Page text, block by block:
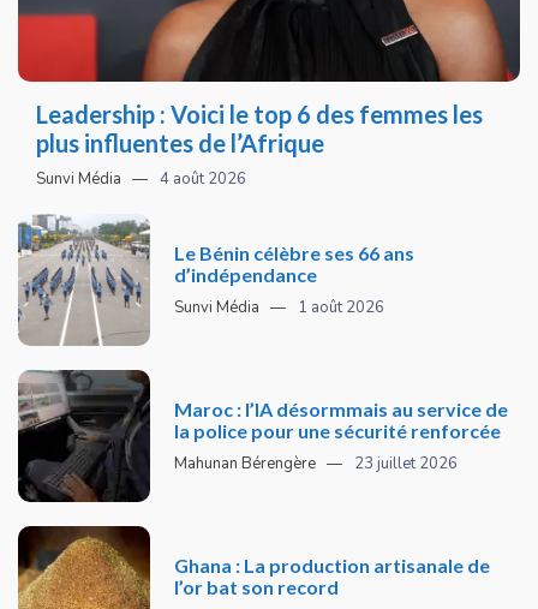
Leadership : Voici le top 6 des femmes les
plus influentes de l’Afrique
Sunvi Média 4 août 2026
Le Bénin célèbre ses 66 ans
d’indépendance
Sunvi Média 1 août 2026
Maroc : l’IA désormmais au service de
la police pour une sécurité renforcée
Mahunan Bérengère 23 juillet 2026
Ghana : La production artisanale de
l’or bat son record